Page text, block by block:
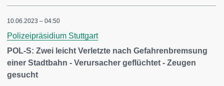
10.06.2023 – 04:50
Polizeipräsidium Stuttgart
POL-S: Zwei leicht Verletzte nach Gefahrenbremsung
einer Stadtbahn - Verursacher geflüchtet - Zeugen
gesucht